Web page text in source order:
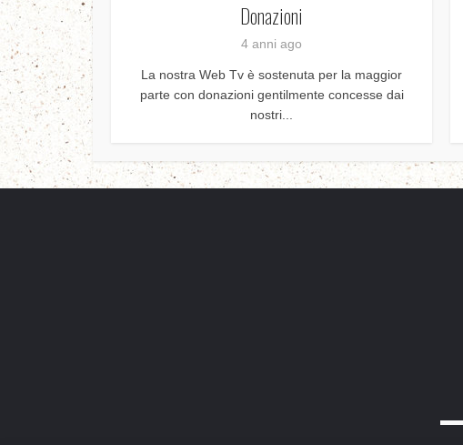
Donazioni
4 anni ago
La nostra Web Tv è sostenuta per la maggior
parte con donazioni gentilmente concesse dai
nostri...